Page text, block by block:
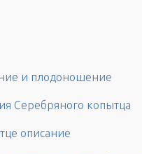
и плодоношение
Серебряного копытца
описание